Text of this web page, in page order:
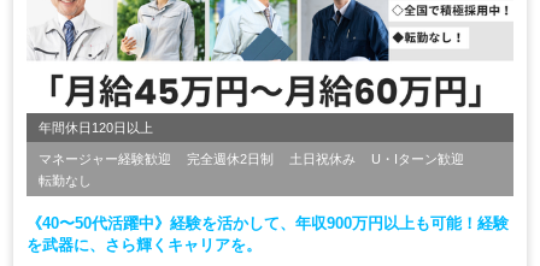
年間休日120日以上
マネージャー経験歓迎 完全週休2日制 土日祝休み
U・Iターン歓迎
転勤なし
《40〜50代活躍中》経験を活かして、年収900万円以上も可能！経験
を武器に、さら輝くキャリアを。